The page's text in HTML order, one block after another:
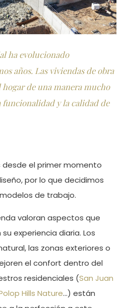
ha evolucionado
años. Las viviendas de obra
de una manera mucho
funcionalidad y la calidad de
el primer momento
por lo que decidimos
de trabajo.
valoran aspectos que
experiencia diaria. Los
las zonas exteriores o
el confort dentro del
residenciales (San Juan
Hills Nature…) están